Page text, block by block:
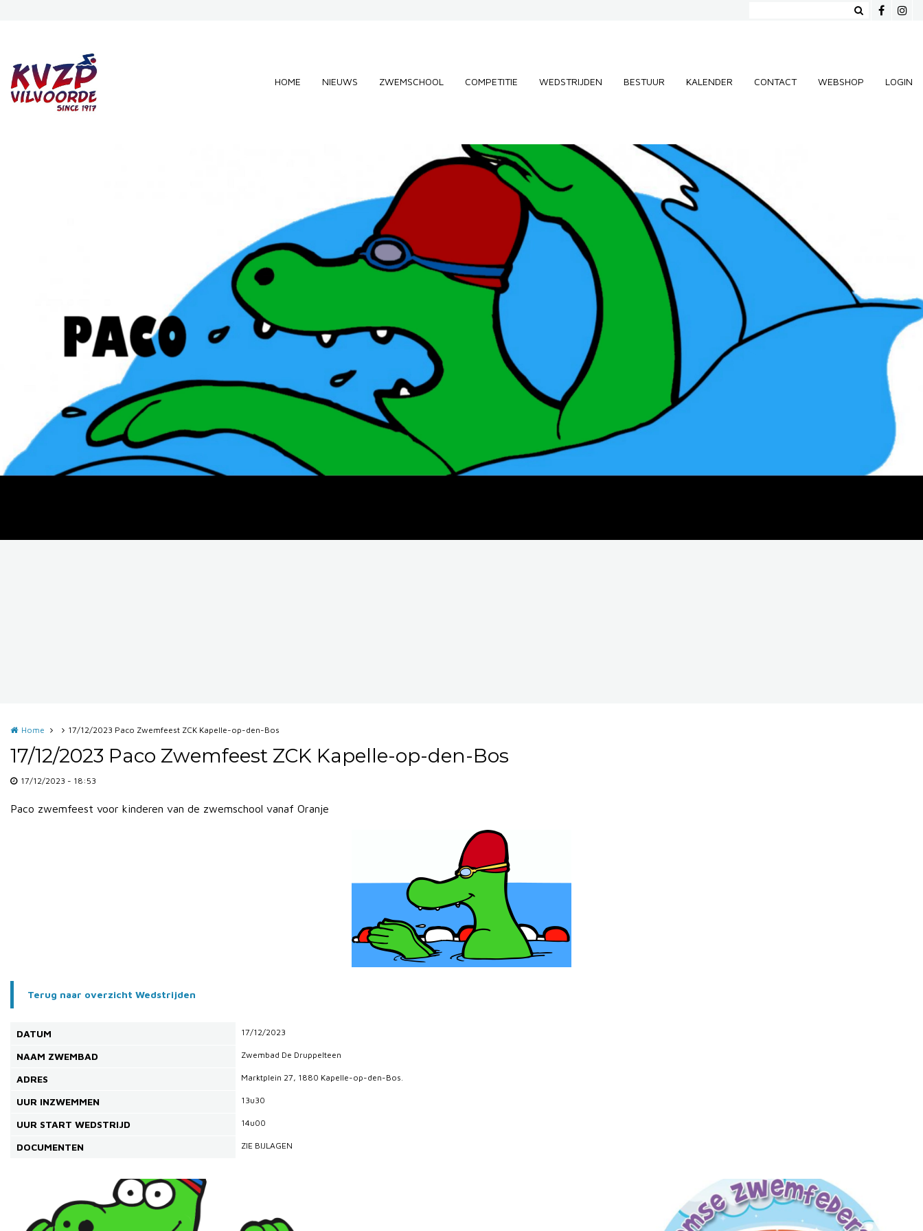
HOME NIEUWS ZWEMSCHOOL COMPETITIE WEDSTRIJDEN BESTUUR KALENDER CONTACT WEBSHOP LOGIN
Home 17/12/2023 Paco Zwemfeest ZCK Kapelle-op-den-Bos
17/12/2023 Paco Zwemfeest ZCK Kapelle-op-den-Bos
17/12/2023 - 18:53
Paco zwemfeest voor kinderen van de zwemschool vanaf Oranje
Terug naar overzicht Wedstrijden
DATUM 17/12/2023
NAAM ZWEMBAD Zwembad De Druppelteen
ADRES Marktplein 27, 1880 Kapelle-op-den-Bos.
UUR INZWEMMEN 13u30
UUR START WEDSTRIJD 14u00
DOCUMENTEN ZIE BIJLAGEN